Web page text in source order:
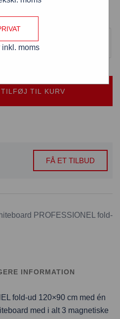
TILFØJ TIL KURV
FÅ ET TILBUD
PROFESSIONEL fold-
INFORMATION
fold-ud 120×90 cm med én
med i alt 3 magnetiske
inkl. moms